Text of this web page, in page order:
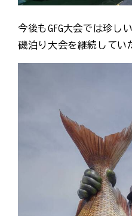
今後もGFG大会では珍しい
磯泊り大会を継続してい